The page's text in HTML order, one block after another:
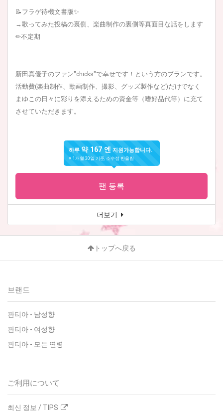
📝フラゲ待機文書版✨
→歌ってみた投稿の裏側、楽曲制作の裏側等真面目な話をします
✏︎不定期
新田真優子のファン"chicks"で幸せです！という方のプランです。
活動費(楽曲制作、動画制作、撮影、グッズ製作など)だけでなく
まゆこの日々に彩りを添えるための資金等（嗜好品代等）に充て
させていただきます。
하루 약 167 엔지원가능합니다.
※ 1개월 30일 기준, 소수점 반올림
팬 등록
더보기
トップへ戻る
브랜드
판티아 - 남성향
판티아 - 여성향
판티아 - 모든 연령
ご利用について
최신 정보 / TIPS